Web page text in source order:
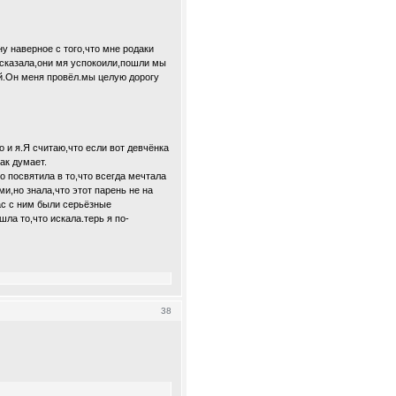
наверное с того,что мне родаки
мя успокоили,пошли мы
меня провёл.мы целую дорогу
и я.Я считаю,что если вот девчёнка
думает.
в то,что всегда мечтала
знала,что этот парень не на
с ним были серьёзные
то,что искала.терь я по-
38